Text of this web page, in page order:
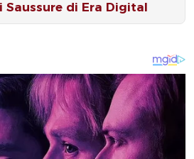
Saussure di Era Digital